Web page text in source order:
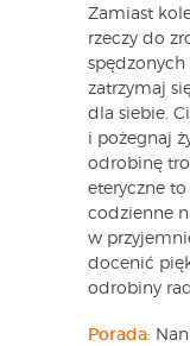
Zamiast
rzeczy do
zatrzymaj
dla siebie.
i pożegnaj
odrobinę
eteryczne
codzienne
w
docenić
odrobiny
Porada: